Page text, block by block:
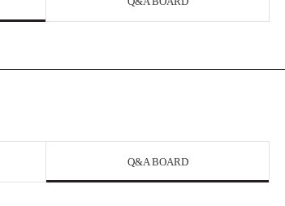
Q&A BOARD